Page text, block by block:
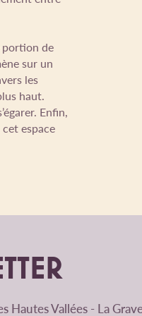
portion de
sur un
les
haut.
Enfin,
espace
Hautes Vallées - La